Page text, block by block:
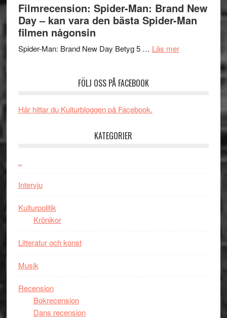
välgjort
om
imponerande
Vegas
Filmrecension: Spider-Man: Brand New
Day – kan vara den bästa Spider-Man
filmen någonsin
Spider-Man: Brand New Day Betyg 5 … Läs merom
Filmrecension:
Brand
kan
FÖLJ OSS PÅ FACEBOOK
Här hittar du Kulturbloggen på Facebook.
KATEGORIER
..
Intervju
Kulturpolitik
Krönikor
Litteratur och konst
Musik
Recension
Bokrecension
Dans recension